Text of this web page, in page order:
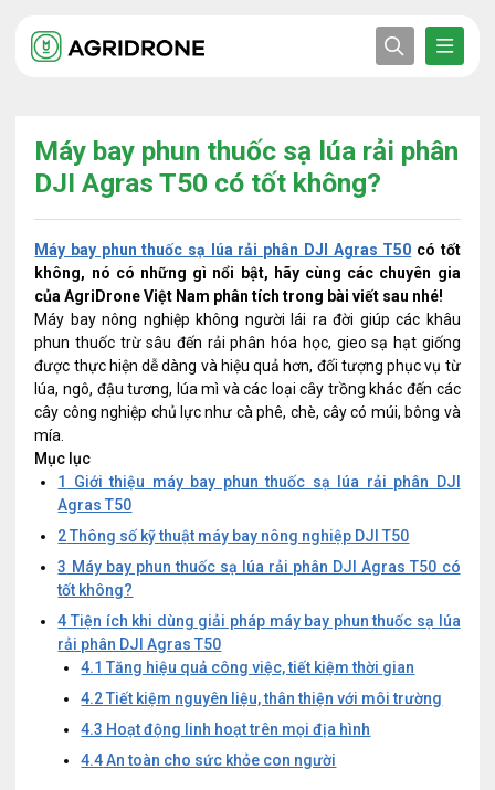
Máy bay phun thuốc sạ lúa rải phân
DJI Agras T50 có tốt không?
Máy bay phun thuốc sạ lúa rải phân DJI Agras T50 có tốt
không, nó có những gì nổi bật, hãy cùng các chuyên gia
của AgriDrone Việt Nam phân tích trong bài viết sau nhé!
Máy bay nông nghiệp không người lái ra đời giúp các khâu
phun thuốc trừ sâu đến rải phân hóa học, gieo sạ hạt giống
được thực hiện dễ dàng và hiệu quả hơn, đối tượng phục vụ từ
lúa, ngô, đậu tương, lúa mì và các loại cây trồng khác đến các
cây công nghiệp chủ lực như cà phê, chè, cây có múi, bông và
mía.
Mục lục
1
Giới thiệu máy bay phun thuốc sạ lúa rải phân DJI
Agras T50
2Thông số kỹ thuật máy bay nông nghiệp DJI T50
3 Máy bay phun thuốc sạ lúa rải phân DJI Agras T50 có
tốt không?
4 Tiện ích khi dùng giải pháp máy bay phun thuốc sạ lúa
rải phân DJI Agras T50
4.1 Tăng hiệu quả công việc, tiết kiệm thời gian
4.2Tiết kiệm nguyên liệu, thân thiện với môi trường
4.3 Hoạt động linh hoạt trên mọi địa hình
4.4An toàn cho sức khỏe con người